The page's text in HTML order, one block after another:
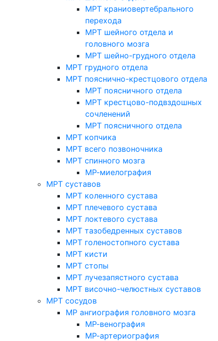
МРТ краниовертебрального
перехода
МРТ шейного отдела и
головного мозга
МРТ шейно-грудного отдела
МРТ грудного отдела
МРТ пояснично-крестцового отдела
МРТ поясничного отдела
МРТ крестцово-подвздошных
сочленений
МРТ поясничного отдела
МРТ копчика
МРТ всего позвоночника
МРТ спинного мозга
МР-миелография
МРТ суставов
МРТ коленного сустава
МРТ плечевого сустава
МРТ локтевого сустава
МРТ тазобедренных суставов
МРТ голеностопного сустава
МРТ кисти
МРТ стопы
МРТ лучезапястного сустава
МРТ височно-челюстных суставов
МРТ сосудов
МР ангиография головного мозга
МР-венография
МР-артериография